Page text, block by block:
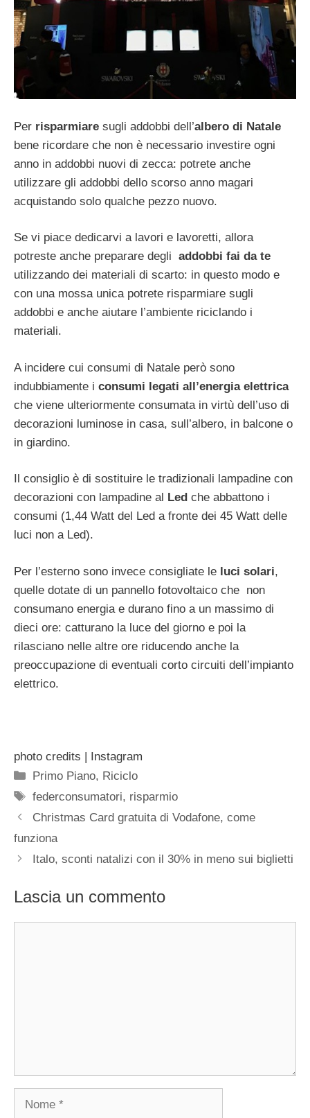
Per risparmiare sugli addobbi dell’albero di Natale
bene ricordare che non è necessario investire ogni
anno in addobbi nuovi di zecca: potrete anche
utilizzare gli addobbi dello scorso anno magari
acquistando solo qualche pezzo nuovo.
Se vi piace dedicarvi a lavori e lavoretti, allora
potreste anche preparare degli addobbi fai da te
utilizzando dei materiali di scarto: in questo modo e
con una mossa unica potrete risparmiare sugli
addobbi e anche aiutare l’ambiente riciclando i
materiali.
A incidere cui consumi di Natale però sono
indubbiamente i consumi legati all’energia elettrica
che viene ulteriormente consumata in virtù dell’uso di
decorazioni luminose in casa, sull’albero, in balcone o
in giardino.
Il consiglio è di sostituire le tradizionali lampadine con
decorazioni con lampadine al Led che abbattono i
consumi (1,44 Watt del Led a fronte dei 45 Watt delle
luci non a Led).
Per l’esterno sono invece consigliate le luci solari,
quelle dotate di un pannello fotovoltaico che non
consumano energia e durano fino a un massimo di
dieci ore: catturano la luce del giorno e poi la
rilasciano nelle altre ore riducendo anche la
preoccupazione di eventuali corto circuiti dell’impianto
elettrico.
photo credits | Instagram
Categorie
Primo Piano, Riciclo
Tag
federconsumatori, risparmio
Christmas Card gratuita di Vodafone, come
funziona
Italo, sconti natalizi con il 30% in meno sui biglietti
Lascia un commento
Nome